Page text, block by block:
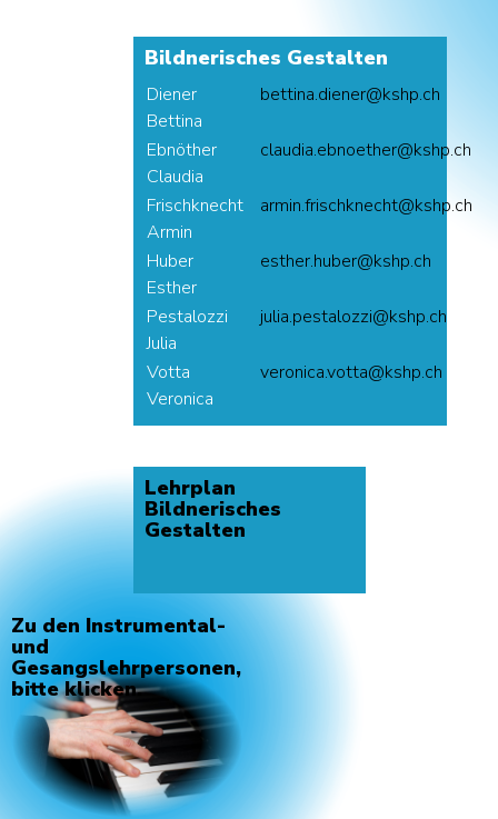
Bildnerisches Gestalten
Diener
Bettina
hc.phsk
@
reneid.anitteb
Ebnöther
Claudia
hc.phsk
@
rehteonbe.aidualc
Frischknecht
Armin
hc.phsk
@
thcenkhcsirf.nimra
Huber
Esther
hc.phsk
@
rebuh.rehtse
Pestalozzi
Julia
hc.phsk
@
izzolatsep.ailuj
Votta
Veronica
hc.phsk
@
attov.acinorev
Lehrplan
Bildnerisches
Gestalten
Zu den Instrumental-
und
Gesangslehrpersonen,
bitte klicken.